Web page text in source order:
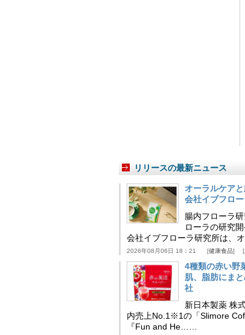
リリースの最新ニュース
オーラルケア
会社イブフロ
腸内フローラ
ローラの研究
会社イブフローラ研究所は、
2026年08月06日 18：21 健康食品
4種類の赤い野
肌、脂肪にま
社
新日本製薬 株
内売上No.1※1の「Slimore
『Fun and He……